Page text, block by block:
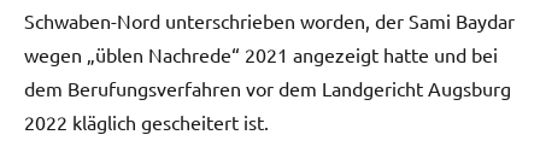
Schwaben-Nord unterschrieben worden, der Sami Baydar
wegen „üblen Nachrede“ 2021 angezeigt hatte und bei
dem Berufungsverfahren vor dem Landgericht Augsburg
2022 kläglich gescheitert ist.